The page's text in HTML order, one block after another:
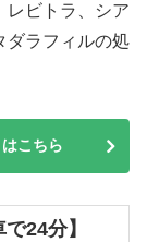
レビトラ、シア
ダラフィルの処
こちら
24分】